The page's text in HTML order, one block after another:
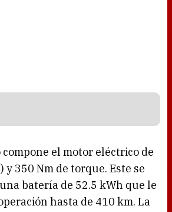
el motor eléctrico de
y 350 Nm de torque. Este se
batería de 52.5 kWh que le
hasta de 410 km. La